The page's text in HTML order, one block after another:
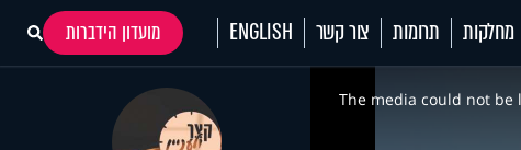
מחלקות תרומות צור קשר ENGLISH
מועדון הידברות
This
modalThe media could not be